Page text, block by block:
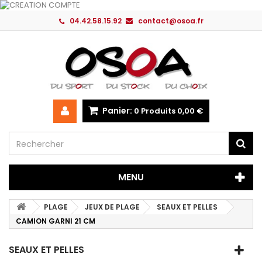
04.42.58.15.92 contact@osoa.fr
Panier: 0 Produits 0,00 €
MENU
PLAGE JEUX DE PLAGE
SEAUX ET PELLES
CAMION GARNI 21 CM
SEAUX ET PELLES